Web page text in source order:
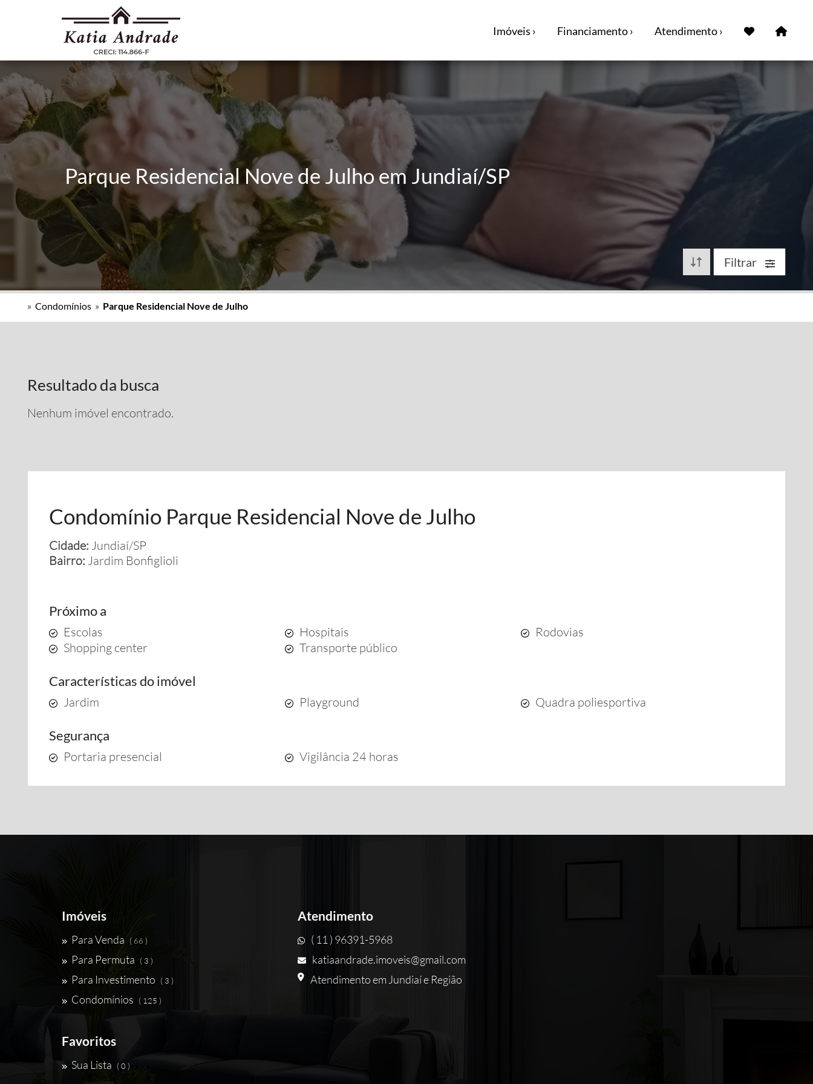
Imóveis › Financiamento › Atendimento ›
Parque Residencial Nove de Julho em Jundiaí/SP
Filtrar
» Condomínios » Parque Residencial Nove de Julho
Resultado da busca
Nenhum imóvel encontrado.
Condomínio Parque Residencial Nove de Julho
Cidade: Jundiaí/SP
Bairro: Jardim Bonfiglioli
Próximo a
Escolas Hospitais
Rodovias
Shopping center
Transporte público
Características do imóvel
Jardim Playground Quadra poliesportiva
Segurança
Portaria presencial Vigilância 24 horas
Imóveis
Para Venda ( 66 )
Para Permuta ( 3 )
Para Investimento ( 3 )
Condomínios ( 125 )
Favoritos
Sua Lista ( 0 )
Atendimento
( 11 ) 96391-5968
katiaandrade.imoveis@gmail.com
Atendimento em Jundiaí e Região